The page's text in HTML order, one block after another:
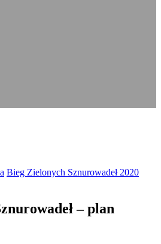
Bieg Zielonych Sznurowadeł 2020
– plan